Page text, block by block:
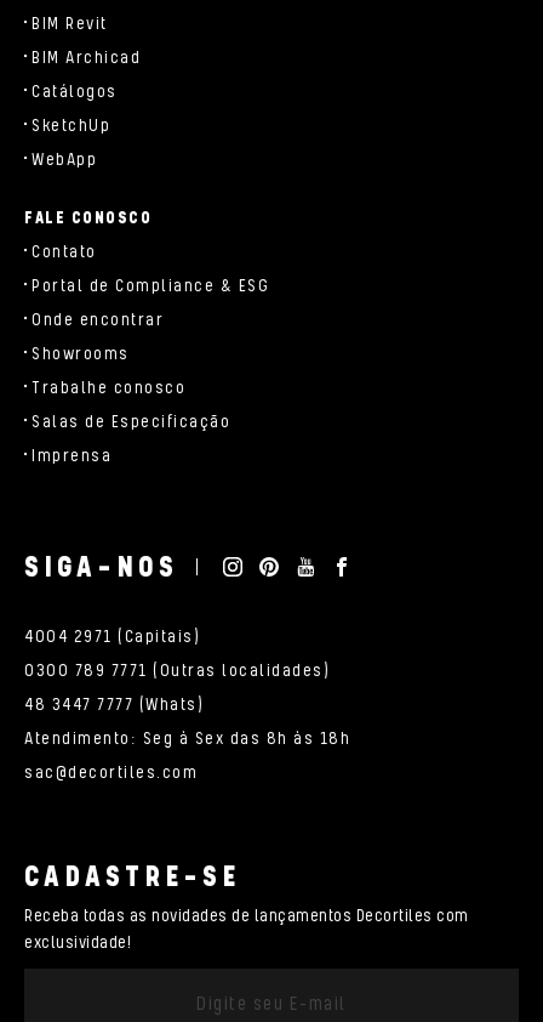
BIM Revit
BIM Archicad
Catálogos
SketchUp
WebApp
FALE CONOSCO
Contato
Portal de Compliance & ESG
Onde encontrar
Showrooms
Trabalhe conosco
Salas de Especificação
Imprensa
SIGA-NOS
4004 2971 (Capitais)
0300 789 7771 (Outras localidades)
48 3447 7777 (Whats)
Atendimento: Seg à Sex das 8h às 18h
sac@decortiles.com
CADASTRE-SE
Receba todas as novidades de lançamentos Decortiles com
exclusividade!